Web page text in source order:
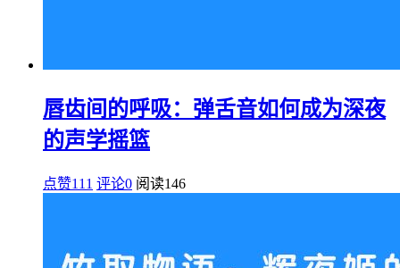
唇齿间的呼吸：弹舌音如何成为深夜
的声学摇篮
点赞111 评论0 阅读146